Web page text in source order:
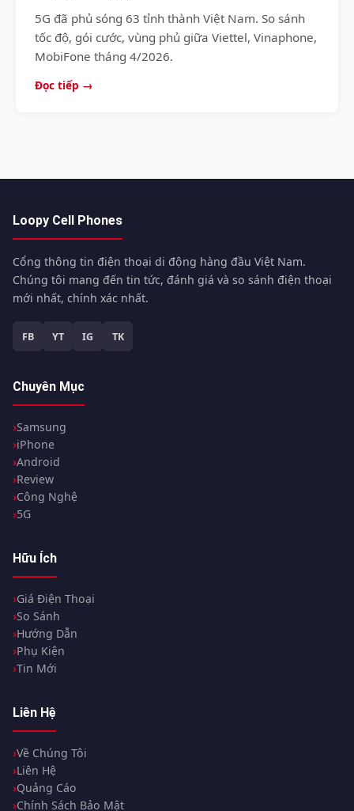
5G đã phủ sóng 63 tỉnh thành Việt Nam. So sánh
tốc độ, gói cước, vùng phủ giữa Viettel, Vinaphone,
MobiFone tháng 4/2026.
Đọc tiếp →
Loopy Cell Phones
Cổng thông tin điện thoại di động hàng đầu Việt Nam.
Chúng tôi mang đến tin tức, đánh giá và so sánh điện thoại
mới nhất, chính xác nhất.
FB YT IG TK
Chuyên Mục
Samsung
iPhone
Android
Review
Công Nghệ
5G
Hữu Ích
Giá Điện Thoại
So Sánh
Hướng Dẫn
Phụ Kiện
Tin Mới
Liên Hệ
Về Chúng Tôi
Liên Hệ
Quảng Cáo
Chính Sách Bảo Mật